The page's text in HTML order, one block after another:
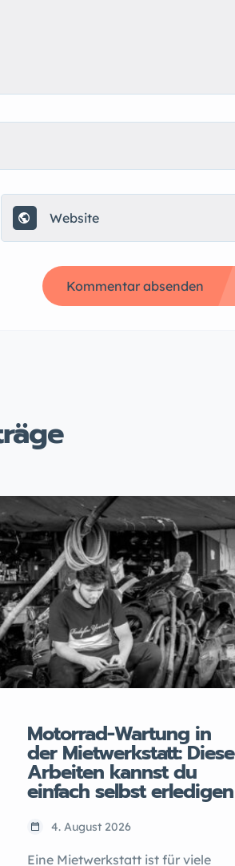
Kommentar absenden
Motorrad-Wartung in
der Mietwerkstatt: Diese
Arbeiten kannst du
einfach selbst erledigen
4. August 2026
Eine Mietwerkstatt ist für viele